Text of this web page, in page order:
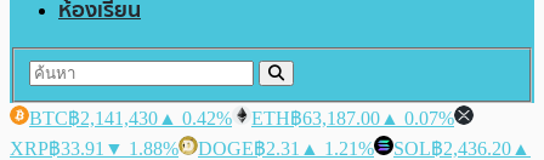
ห้องเรียน
BTC฿2,141,430 ▲ 0.42% ETH฿63,187.00 ▲ 0.07%
XRP฿33.91 ▼ 1.88% DOGE฿2.31 ▲ 1.21% SOL฿2,436.20 ▲